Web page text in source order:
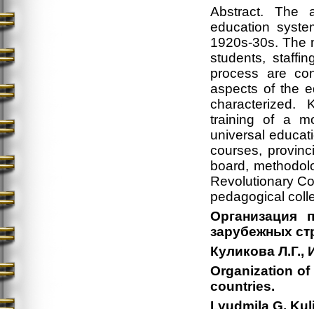
Abstract. The
education
1920s-30s. The
students,
process are
aspects of the
characterized.
training of a
universal
courses,
board,
Revolutionary
pedagogical
Организация
зарубежных
Куликова
Organization
countries.
Lyudmila G.